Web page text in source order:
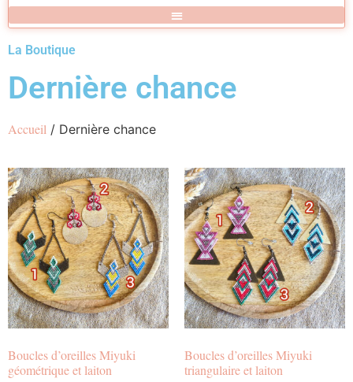
La Boutique
Dernière chance
Accueil / Dernière chance
Boucles d’oreilles Miyuki
géométrique et laiton
Boucles d’oreilles Miyuki
triangulaire et laiton